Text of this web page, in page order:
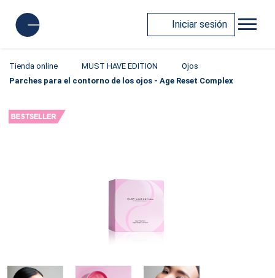
Iniciar sesión
Tienda online MUST HAVE EDITION
Ojos
Parches para el contorno de los ojos - Age Reset Complex